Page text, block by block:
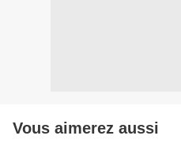
Vous aimerez aussi